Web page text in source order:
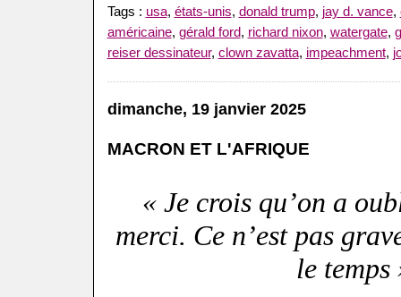
Tags : usa, états-unis, donald trump, jay d. vance,
américaine, gérald ford, richard nixon, watergate,
reiser dessinateur, clown zavatta, impeachment,
dimanche, 19 janvier 2025
MACRON ET L'AFRIQUE
« Je crois qu’on a
merci. Ce n’est pas
le temps